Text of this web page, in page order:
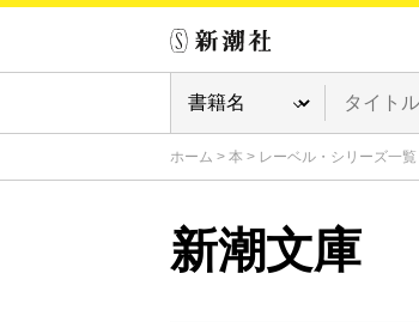
ホーム > 本 > レーベル・シリーズ一覧
新潮文庫